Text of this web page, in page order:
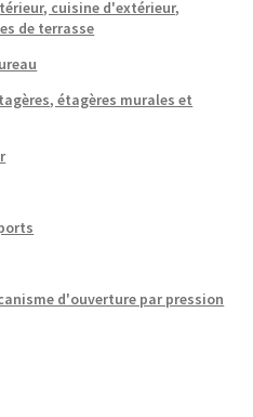
cuisine d'extérieur,
de terrasse
étagères murales et
d'ouverture par pression